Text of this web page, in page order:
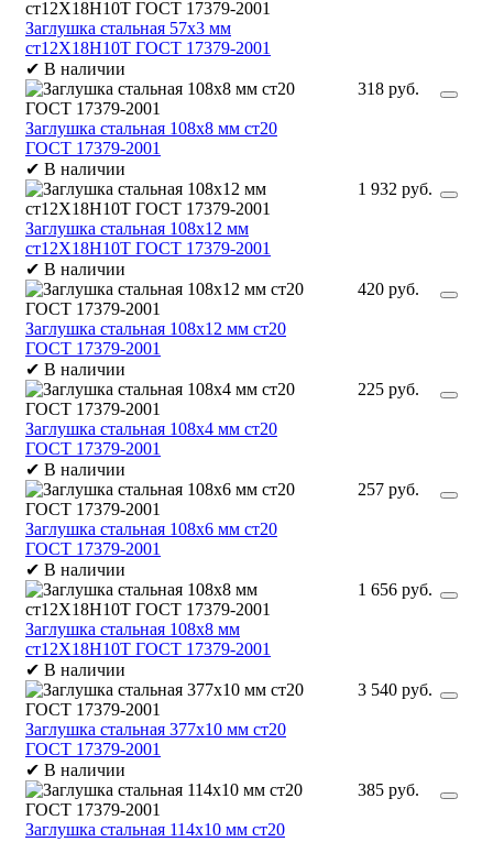
Заглушка стальная 57х3 мм
ст12Х18Н10Т ГОСТ 17379-2001
✔ В наличии
Заглушка стальная 108х8 мм ст20
ГОСТ 17379-2001
✔ В наличии
318 руб.
Заглушка стальная 108х12 мм
ст12Х18Н10Т ГОСТ 17379-2001
✔ В наличии
1 932 руб.
Заглушка стальная 108х12 мм ст20
ГОСТ 17379-2001
✔ В наличии
420 руб.
Заглушка стальная 108х4 мм ст20
ГОСТ 17379-2001
✔ В наличии
225 руб.
Заглушка стальная 108х6 мм ст20
ГОСТ 17379-2001
✔ В наличии
257 руб.
Заглушка стальная 108х8 мм
ст12Х18Н10Т ГОСТ 17379-2001
✔ В наличии
1 656 руб.
Заглушка стальная 377х10 мм ст20
ГОСТ 17379-2001
✔ В наличии
3 540 руб.
Заглушка стальная 114х10 мм ст20
385 руб.